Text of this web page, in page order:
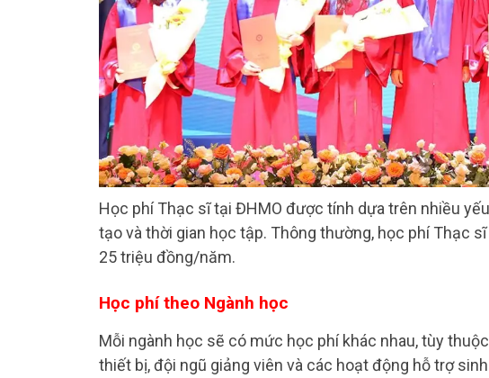
Học phí Thạc sĩ tại ĐHMO được tính dựa trên nhiều
tạo và thời gian học tập. Thông thường, học phí Thạc
25 triệu đồng/năm.
Học phí theo Ngành học
Mỗi ngành học sẽ có mức học phí khác nhau, tùy
thiết bị, đội ngũ giảng viên và các hoạt động hỗ trợ